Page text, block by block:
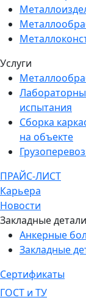
Услуги
испытания
Сборка
на объекте
ПРАЙС-ЛИСТ
Карьера
Новости
Закладные детали
Анкерные
Закладные
Сертификаты
ГОСТ и ТУ